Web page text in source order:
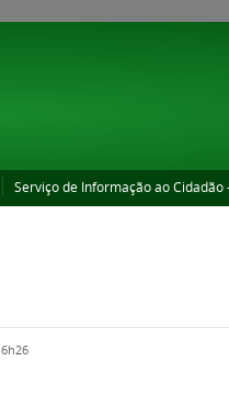
Serviço de Informação ao Cidadão